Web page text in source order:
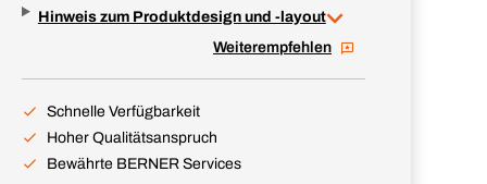
Hinweis zum Produktdesign und -layout
Weiterempfehlen
Schnelle Verfügbarkeit
Hoher Qualitätsanspruch
Bewährte BERNER Services